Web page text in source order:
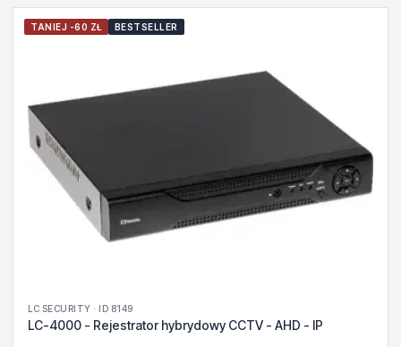
TANIEJ -60 ZŁ BESTSELLER
LC SECURITY · ID 8149
LC-4000 - Rejestrator hybrydowy CCTV - AHD - IP